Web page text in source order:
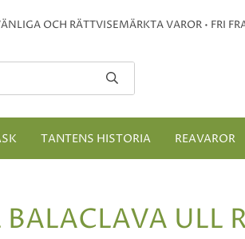
OCH RÄTTVISEMÄRKTA VAROR • FRI
TANTENS HISTORIA REAVAROR
BALACLAVA ULL